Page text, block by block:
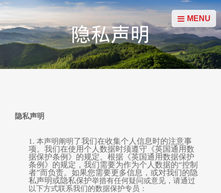
MENU
隐私声明
隐私声明
1.本声明阐明了我们在收集个人信息时的注意事
项。我们在使用个人数据时须遵守《英国通用数
据保护条例》的规定。根据《英国通用数据保护
条例》的规定，我们需要为作为个人数据的“控制
者”而负责。如果您需要更多信息，或对我们的隐
私声明或隐私保护举措有任何疑问或意见，请通过
以下方式联系我们的数据保护专员：